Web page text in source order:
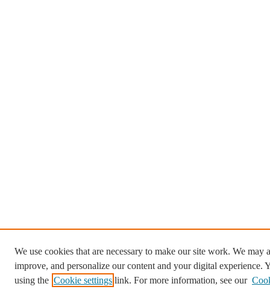
We use cookies that are necessary to make our site work. We may
improve, and personalize our content and your digital experience.
using the Cookie settings link. For more information, see our